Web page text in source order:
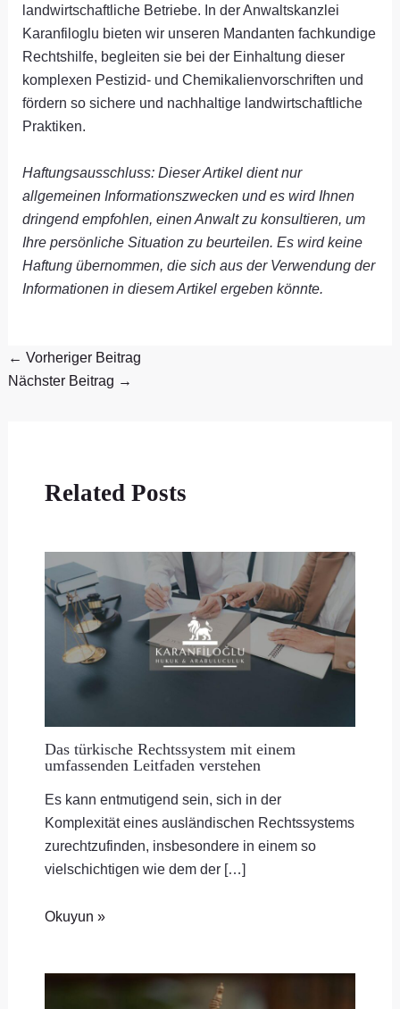
landwirtschaftliche Betriebe. In der Anwaltskanzlei
Karanfiloglu bieten wir unseren Mandanten fachkundige
Rechtshilfe, begleiten sie bei der Einhaltung dieser
komplexen Pestizid- und Chemikalienvorschriften und
fördern so sichere und nachhaltige landwirtschaftliche
Praktiken.
Haftungsausschluss: Dieser Artikel dient nur
allgemeinen Informationszwecken und es wird Ihnen
dringend empfohlen, einen Anwalt zu konsultieren, um
Ihre persönliche Situation zu beurteilen. Es wird keine
Haftung übernommen, die sich aus der Verwendung der
Informationen in diesem Artikel ergeben könnte.
← Vorheriger Beitrag
Nächster Beitrag →
Related Posts
Das türkische Rechtssystem mit einem
umfassenden Leitfaden verstehen
Es kann entmutigend sein, sich in der
Komplexität eines ausländischen Rechtssystems
zurechtzufinden, insbesondere in einem so
vielschichtigen wie dem der […]
Okuyun »